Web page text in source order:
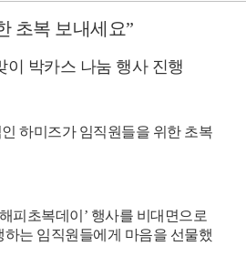
초복 보내세요”
이 박카스 나눔 행사 진행
하미즈가 임직원들을 위한 초복
해피초복데이 ’ 행사를 비대면으로
하는 임직원들에게 마음을 선물했